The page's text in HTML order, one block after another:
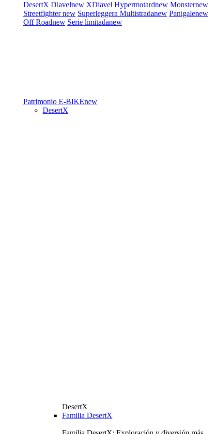
DesertX Diavelnew XDiavel Hypermotardnew Monsternew
Streetfighternew Superleggera Multistradanew Panigalenew
Off Roadnew Serie limitadanew
Patrimonio E-BIKEnew
DesertX
DesertX
Familia DesertX